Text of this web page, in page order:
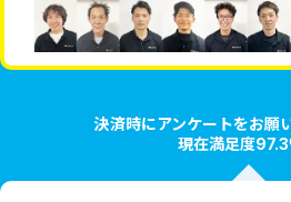
決済時にアンケートをお願
現在満足度97.3